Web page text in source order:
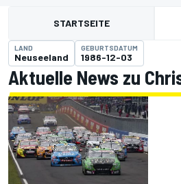
STARTSEITE
LAND
Neuseeland
GEBURTSDATUM
1986-12-03
Aktuelle News zu